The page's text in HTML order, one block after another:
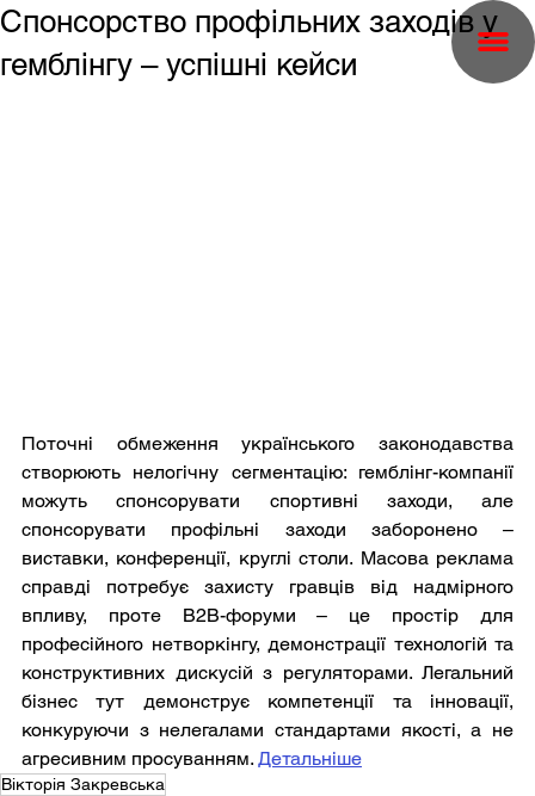
Спонсорство профільних заходів у
гемблінгу – успішні кейси
Поточні обмеження українського законодавства
створюють нелогічну сегментацію: гемблінг-компанії
можуть спонсорувати спортивні заходи, але
спонсорувати профільні заходи заборонено –
виставки, конференції, круглі столи. Масова реклама
справді потребує захисту гравців від надмірного
впливу, проте B2B-форуми – це простір для
професійного нетворкінгу, демонстрації технологій та
конструктивних дискусій з регуляторами. Легальний
бізнес тут демонструє компетенції та інновації,
конкуруючи з нелегалами стандартами якості, а не
агресивним просуванням. Детальніше
Вікторія Закревська